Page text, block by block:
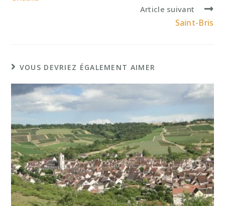
Article suivant
Saint-Bris
VOUS DEVRIEZ ÉGALEMENT AIMER